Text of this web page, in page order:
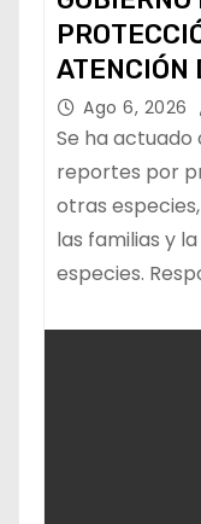
ATENCIÓN
FAUNA
Ago 6, 2026
Se ha actuado
reportes por
otras
las familias y
especies.